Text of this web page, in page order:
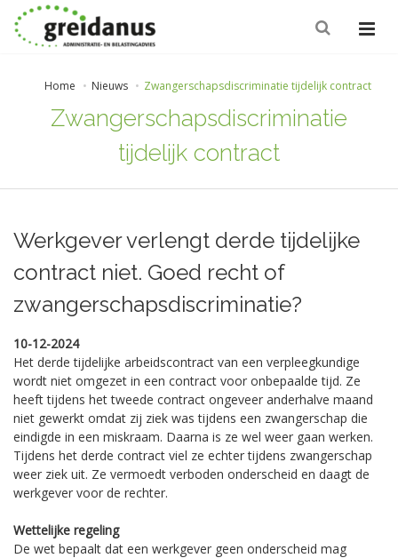
Home Nieuws Zwangerschapsdiscriminatie tijdelijk contract
Zwangerschapsdiscriminatie
tijdelijk contract
Werkgever verlengt derde tijdelijke
contract niet. Goed recht of
zwangerschapsdiscriminatie?
10-12-2024
Het derde tijdelijke arbeidscontract van een verpleegkundige
wordt niet omgezet in een contract voor onbepaalde tijd. Ze
heeft tijdens het tweede contract ongeveer anderhalve maand
niet gewerkt omdat zij ziek was tijdens een zwangerschap die
eindigde in een miskraam. Daarna is ze wel weer gaan werken.
Tijdens het derde contract viel ze echter tijdens zwangerschap
weer ziek uit. Ze vermoedt verboden onderscheid en daagt de
werkgever voor de rechter.
Wettelijke regeling
De wet bepaalt dat een werkgever geen onderscheid mag